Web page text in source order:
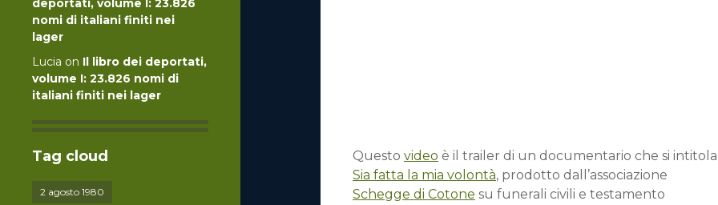
deportati, volume I: 23.826
nomi di italiani finiti nei
lager
Lucia on Il libro dei deportati,
volume I: 23.826 nomi di
italiani finiti nei lager
Tag cloud
2 agosto 1980
Questo video è il trailer di un documentario che si intitola
Sia fatta la mia volontà, prodotto dall’associazione
Schegge di Cotone su funerali civili e testamento